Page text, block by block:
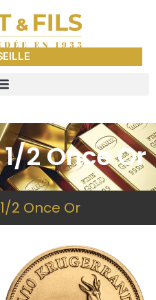
2 Once Or
2 Once Or